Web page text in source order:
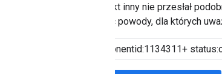
Jeśli nikt inny nie przesłał
podając powody, dla których